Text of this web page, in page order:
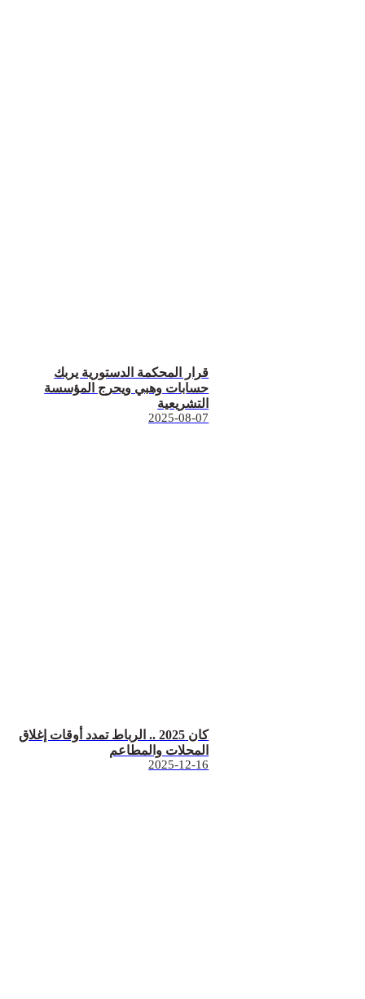
قرار المحكمة الدستورية يربك
حسابات وهبي ويحرج المؤسسة
التشريعية
2025-08-07
كان 2025 .. الرباط تمدد أوقات إغلاق
المحلات والمطاعم
2025-12-16